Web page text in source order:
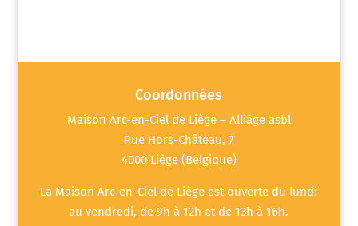
Coordonnées
Maison Arc-en-Ciel de Liège – Alliàge asbl
Rue Hors-Château, 7
4000 Liège (Belgique)
La Maison Arc-en-Ciel de Liège est ouverte du lundi
au vendredi, de 9h à 12h et de 13h à 16h.